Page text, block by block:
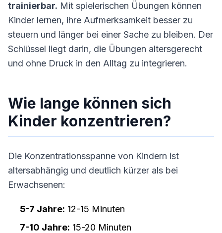
trainierbar. Mit spielerischen Übungen können
Kinder lernen, ihre Aufmerksamkeit besser zu
steuern und länger bei einer Sache zu bleiben. Der
Schlüssel liegt darin, die Übungen altersgerecht
und ohne Druck in den Alltag zu integrieren.
Wie lange können sich
Kinder konzentrieren?
Die Konzentrationsspanne von Kindern ist
altersabhängig und deutlich kürzer als bei
Erwachsenen:
5-7 Jahre: 12-15 Minuten
7-10 Jahre: 15-20 Minuten